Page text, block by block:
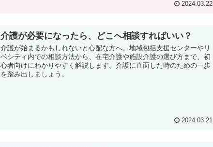
2024.03.22
介護が必要になったら、どこへ相談すればいい？
介護が始まるかもしれないと心配な方へ。地域包括支援センターやリ
ベシティ内での相談方法から、在宅介護や施設介護の選び方まで、初
心者向けにわかりやすく解説します。介護に直面した時のための一歩
を踏み出しましょう。
2024.03.21